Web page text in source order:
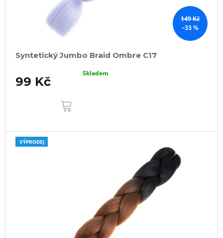
149 Kč
–33 %
Syntetický Jumbo Braid Ombre C17
99 Kč
Skladem
VÝPRODEJ